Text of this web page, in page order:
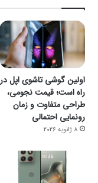
اولین گوشی تاشوی اپل در
راه است؛ قیمت نجومی،
طراحی متفاوت و زمان
رونمایی احتمالی
8 ژانویه 2026